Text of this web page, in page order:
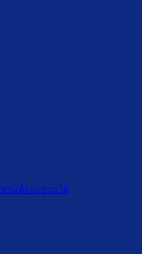
ฟรมตั้ง+แขวนได้